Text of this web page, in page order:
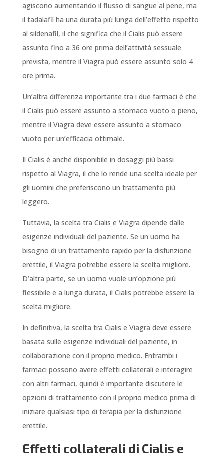
agiscono aumentando il flusso di sangue al pene, ma
il tadalafil ha una durata più lunga dell’effetto rispetto
al sildenafil, il che significa che il Cialis può essere
assunto fino a 36 ore prima dell’attività sessuale
prevista, mentre il Viagra può essere assunto solo 4
ore prima.
Un’altra differenza importante tra i due farmaci è che
il Cialis può essere assunto a stomaco vuoto o pieno,
mentre il Viagra deve essere assunto a stomaco
vuoto per un’efficacia ottimale.
Il Cialis è anche disponibile in dosaggi più bassi
rispetto al Viagra, il che lo rende una scelta ideale per
gli uomini che preferiscono un trattamento più
leggero.
Tuttavia, la scelta tra Cialis e Viagra dipende dalle
esigenze individuali del paziente. Se un uomo ha
bisogno di un trattamento rapido per la disfunzione
erettile, il Viagra potrebbe essere la scelta migliore.
D’altra parte, se un uomo vuole un’opzione più
flessibile e a lunga durata, il Cialis potrebbe essere la
scelta migliore.
In definitiva, la scelta tra Cialis e Viagra deve essere
basata sulle esigenze individuali del paziente, in
collaborazione con il proprio medico. Entrambi i
farmaci possono avere effetti collaterali e interagire
con altri farmaci, quindi è importante discutere le
opzioni di trattamento con il proprio medico prima di
iniziare qualsiasi tipo di terapia per la disfunzione
erettile.
Effetti collaterali di Cialis e